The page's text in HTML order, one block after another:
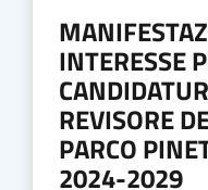
INTERESSE
REVISORE
PARCO
2024-2029